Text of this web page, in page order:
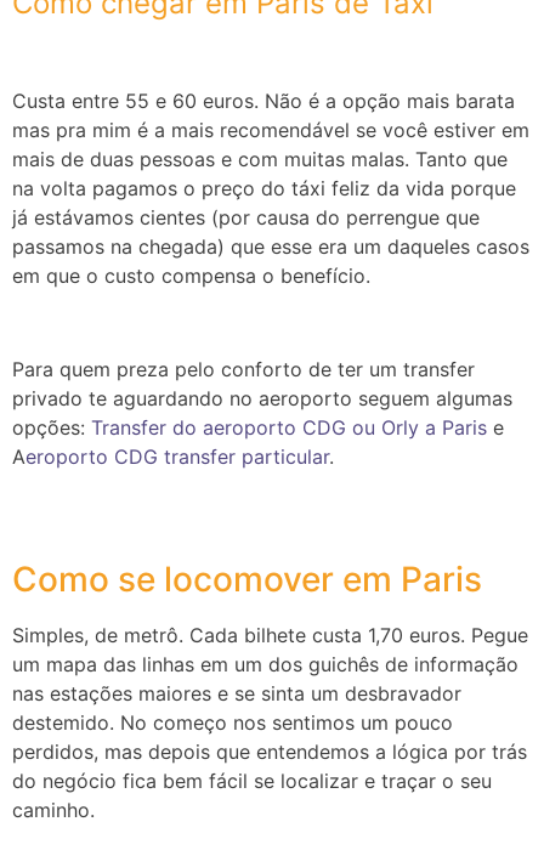
Custa entre 55 e 60 euros. Não é a opção mais barata
mas pra mim é a mais recomendável se você estiver em
mais de duas pessoas e com muitas malas. Tanto que
na volta pagamos o preço do táxi feliz da vida porque
já estávamos cientes (por causa do perrengue que
passamos na chegada) que esse era um daqueles casos
em que o custo compensa o benefício.
Para quem preza pelo conforto de ter um transfer
privado te aguardando no aeroporto seguem algumas
opções: Transfer do aeroporto CDG ou Orly a Paris e
Aeroporto CDG transfer particular.
Como se locomover em Paris
Simples, de metrô. Cada bilhete custa 1,70 euros. Pegue
um mapa das linhas em um dos guichês de informação
nas estações maiores e se sinta um desbravador
destemido. No começo nos sentimos um pouco
perdidos, mas depois que entendemos a lógica por trás
do negócio fica bem fácil se localizar e traçar o seu
caminho.